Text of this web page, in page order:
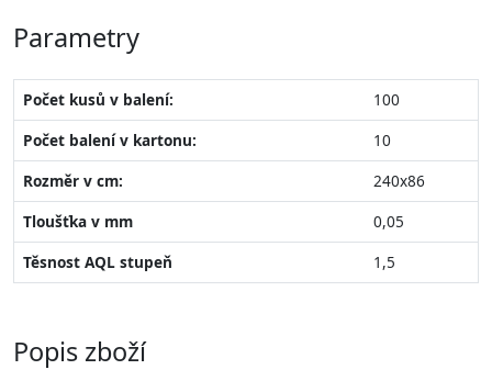
Parametry
Počet kusů v balení:
100
Počet balení v kartonu:
10
Rozměr v cm:
240x86
Tloušťka v mm
0,05
Těsnost AQL stupeň
1,5
Popis zboží